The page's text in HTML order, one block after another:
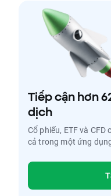
Tiếp cận hơn
dịch
Cổ phiếu, ETF và
cả trong một ứng